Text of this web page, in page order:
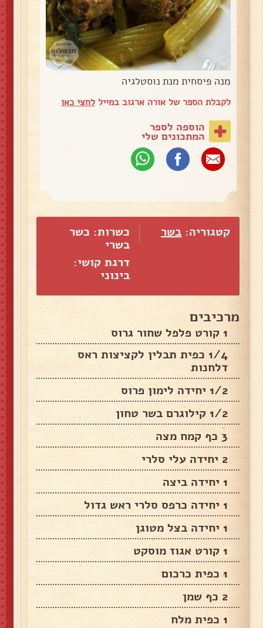
מנה פיסחית מנת נוסטלגיה
לקבלת הספר של אורה ארגוב במייללחצי כאן
הוספה לספר
המתכונים שלי
קטגוריה: בשר
כשרות: כשר
בשרי
דרגת קושי:
בינוני
מרכיבים
1 קורט פלפל שחור גרוס
1/4 כפית תבלין לקציצות ראס
דלחנות
1/2 יחידה לימון פרוס
1/2 קילוגרם בשר טחון
3 כף קמח מצה
2 יחידה עלי סלרי
1 יחידה ביצה
1 יחידה כרפס סלרי ראש גדול
1 יחידה בצל מטוגן
1 קורט אגוז מוסקט
1 כפית כרכום
2 כף שמן
1 כפית מלח